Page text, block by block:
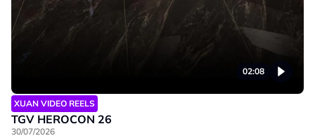
02:08
XUAN VIDEO REELS
TGV HEROCON 26
30/07/2026